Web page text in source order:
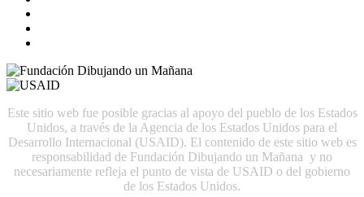
Este sitio web fue posible gracias al apoyo del pueblo de los Estados
Unidos, a través de la Agencia de los Estados Unidos para el
Desarrollo Internacional (USAID). El contenido de este sitio web es
responsabilidad de Fundación Dibujando un Mañana y no
necesariamente refleja el punto de vista de USAID o del gobierno
de los Estados Unidos.